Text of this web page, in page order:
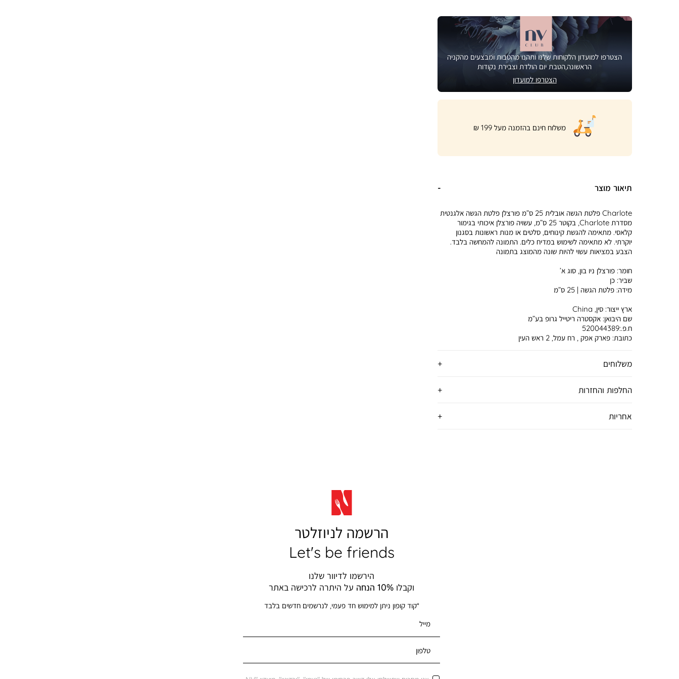
הצטרפו למועדון הלקוחות שלנו ותהנו מהטבות ומבצעים מהקניה
הראשונה,הטבת יום הולדת וצבירת נקודות
הצטרפו למועדון
|
product
page
banner
משלוח חינם בהזמנה מעל 199 ₪
תיאור מוצר
Charlote פלטת הגשה אובלית 25 ס”מ פורצלן פלטת הגשה אלגנטית
מסדרת Charlote, בקוטר 25 ס”מ, עשויה פורצלן איכותי בגימור
קלאסי. מתאימה להגשת קינוחים, סלטים או מנות ראשונות בסגנון
יוקרתי. לא מתאימה לשימוש במדיח כלים. התמונה להמחשה בלבד.
הצבע במציאות עשוי להיות שונה מהמוצג בתמונה
חומר:פורצלן ניו בון, סוג א’
שביר:כן
מידה:פלטת הגשה | 25 ס”מ
ארץ ייצור:סין, China
שם היבואן:אקסטרה ריטייל גרופ בע”מ
ח.פ.:520044389
כתובת:פארק אפק , רח עמל, 2 ראש העין
משלוחים
החלפות והחזרות
אחריות
הרשמה לניוזלטר
Let's be friends
הירשמו לדיוור שלנו
וקבלו 10% הנחה על היתרה לרכישה באתר
*קוד קופון ניתן למימוש חד פעמי, לנרשמים חדשים בלבד
מייל
טלפון